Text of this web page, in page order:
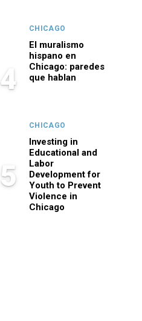
4
CHICAGO
El muralismo
hispano en
Chicago: paredes
que hablan
5
CHICAGO
Investing in
Educational and
Labor
Development for
Youth to Prevent
Violence in
Chicago